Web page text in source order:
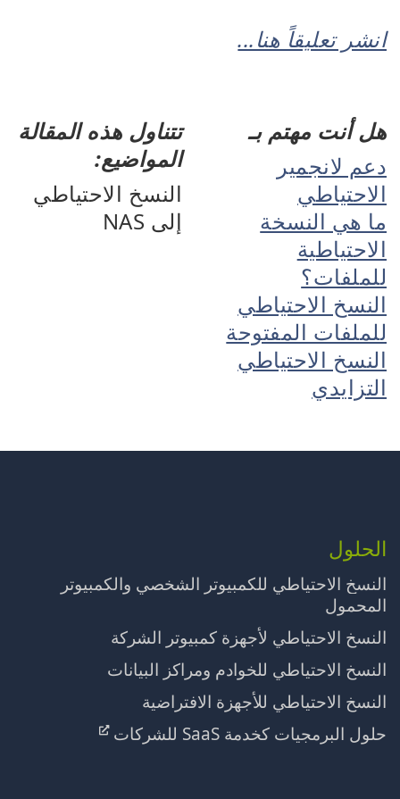
انشر تعليقاً هنا...
تتناول هذه المقالة
المواضيع:
النسخ الاحتياطي
إلى NAS
هل أنت مهتم بـ
دعم لانجمير
الاحتياطي
ما هي النسخة
الاحتياطية
للملفات؟
النسخ الاحتياطي
للملفات المفتوحة
النسخ الاحتياطي
التزايدي
الحلول
النسخ الاحتياطي للكمبيوتر الشخصي والكمبيوتر
المحمول
النسخ الاحتياطي لأجهزة كمبيوتر الشركة
النسخ الاحتياطي للخوادم ومراكز البيانات
النسخ الاحتياطي للأجهزة الافتراضية
حلول البرمجيات كخدمة SaaS للشركات